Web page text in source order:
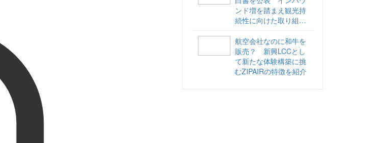
ンド増を踏まえ観光持
続性に向けた取り組み
航空会社なのに和牛を
販売？ 新興LCCとし
て新たな体験構築に挑
むZIPAIRの特徴を紹介